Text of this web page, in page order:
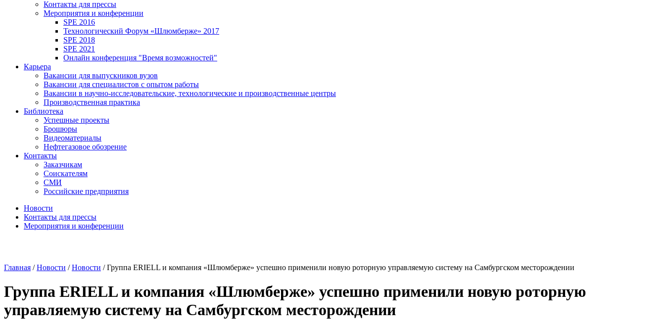
Контакты для прессы
Мероприятия и конференции
SPE 2016
Технологический Форум «Шлюмберже» 2017
SPE 2018
SPE 2021
Онлайн конференция "Время возможностей"
Карьера
Вакансии для выпускников вузов
Вакансии для специалистов с опытом работы
Вакансии в научно-исследовательские, технологические и производственные центры
Производственная практика
Библиотека
Успешные проекты
Брошюры
Видеоматериалы
Нефтегазовое обозрение
Контакты
Заказчикам
Соискателям
СМИ
Российские предприятия
Новости
Контакты для прессы
Мероприятия и конференции
Главная /Новости /Новости /Группа ERIELL и компания «Шлюмберже» успешно применили новую роторную управляемую систему на Самбургском месторождении
Группа ERIELL и компания «Шлюмберже» успешно применили новую роторную
управляемую систему на Самбургском месторождении